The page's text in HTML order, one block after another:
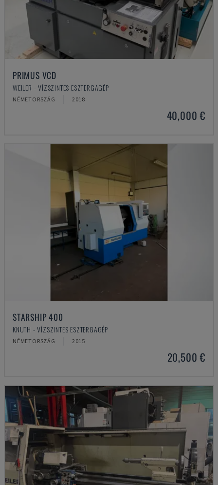
PRIMUS VCD
WEILER - VÍZSZINTES ESZTERGAGÉP
NÉMETORSZÁG 2018
40,000 €
STARSHIP 400
KNUTH - VÍZSZINTES ESZTERGAGÉP
NÉMETORSZÁG 2015
20,500 €